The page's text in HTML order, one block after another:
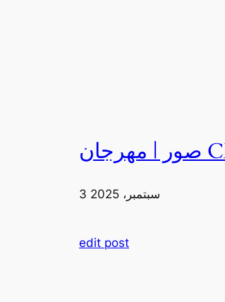
3 سبتمبر، 2025
edit post